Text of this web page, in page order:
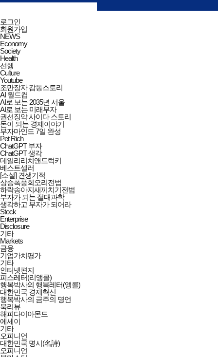
검색창
닫기
검색
전체메뉴
닫기
로그인
회원가입
NEWS
Economy
Society
Health
선행
Culture
Youtube
조만장자 감동스토리
AI 월드컵
AI로 보는 2035년 서울
AI로 보는 미래부자
권선징악 사이다 스토리
돈이 되는 경제이야기
부자마인드 7일 완성
Pet Rich
ChatGPT 부자
ChatGPT 생각
데일리리치앤드럭키
베스트셀러
[소설] 견생기적
상승폭풍회오리전법
하락송아지새끼치기전법
부자가 되는 절대과학
생각하고 부자가 되어라
Stock
Enterprise
Disclosure
기타
Markets
금융
기업가치평가
기타
인터넷편지
피스레터(리앵콜)
행복박사의 행복레터(앵콜)
대한민국 경제혁신
행복박사의 금주의 명언
북리뷰
해피다이아몬드
에세이
기타
오피니언
대한민국 명시(名詩)
오피니언